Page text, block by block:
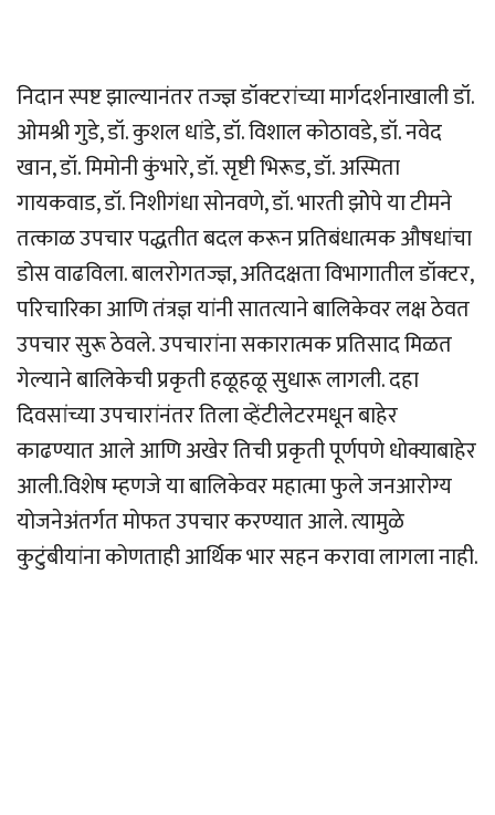
निदान स्पष्ट झाल्यानंतर तज्ज्ञ डॉक्टरांच्या मार्गदर्शनाखाली डॉ.
ओमश्री गुडे, डॉ. कुशल धांडे, डॉ. विशाल कोठावडे, डॉ. नवेद
खान, डॉ. मिमोनी कुंभारे, डॉ. सृष्टी भिरूड, डॉ. अस्मिता
गायकवाड, डॉ. निशीगंधा सोनवणे, डॉ. भारती झोेपे या टीमने
तत्काळ उपचार पद्धतीत बदल करून प्रतिबंधात्मक औषधांचा
डोस वाढविला. बालरोगतज्ज्ञ, अतिदक्षता विभागातील डॉक्टर,
परिचारिका आणि तंत्रज्ञ यांनी सातत्याने बालिकेवर लक्ष ठेवत
उपचार सुरू ठेवले. उपचारांना सकारात्मक प्रतिसाद मिळत
गेल्याने बालिकेची प्रकृती हळूहळू सुधारू लागली. दहा
दिवसांच्या उपचारांनंतर तिला व्हेंटीलेटरमधून बाहेर
काढण्यात आले आणि अखेर तिची प्रकृती पूर्णपणे धोक्याबाहेर
आली.विशेष म्हणजे या बालिकेवर महात्मा फुले जनआरोग्य
योजनेअंतर्गत मोफत उपचार करण्यात आले. त्यामुळे
कुटुंबीयांना कोणताही आर्थिक भार सहन करावा लागला नाही.